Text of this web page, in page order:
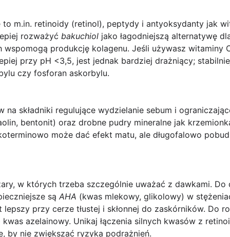
to m.in. retinoidy (retinol), peptydy i antyoksydanty jak
rozważyć bakuchiol jako łagodniejszą alternatywę
produkcję kolagenu. Jeśli używasz witaminy
przy pH <3,5, jest jednak bardziej drażniący;
czy fosforan askorbylu.
na składniki regulujące wydzielanie sebum i
bentonit) oraz drobne pudry mineralne jak
może dać efekt matu, ale długofalowo
w których trzeba szczególnie uważać z dawkami. Do
są AHA (kwas mlekowy, glikolowy) w
lepszy przy cerze tłustej i skłonnej do zaskórników. Do
kwas azelainowy. Unikaj łączenia silnych kwasów z
by nie zwiększać ryzyka podrażnień.